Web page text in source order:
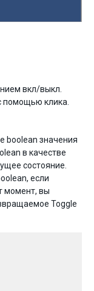
вкл/выкл.
помощью клика.
boolean значения
в качестве
состояние.
если
момент, вы
Toggle